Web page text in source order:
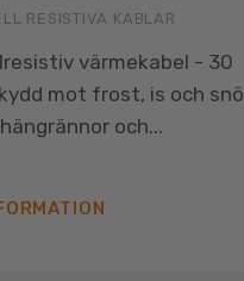
RESISTIVA KABLAR
värmekabel - 30
mot frost, is och snö
och...